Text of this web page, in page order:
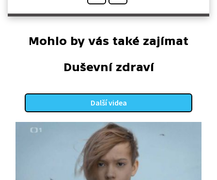
Mohlo by vás také zajímat
Duševní zdraví
Další videa